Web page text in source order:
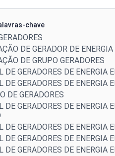
chave
DE GERADOR DE ENERGIA
DE GRUPO GERADORES
DE GERADORES DE ENERGIA
DE GERADORES DE ENERGIA
DE GERADORES
DE GERADORES DE ENERGIA
DE GERADORES DE ENERGIA
DE GERADORES DE ENERGIA
DE GERADORES DE ENERGIA